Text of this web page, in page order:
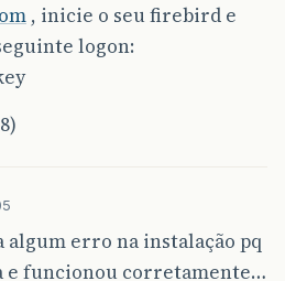
, inicie o seu firebird e
logon:
algum erro na instalação pq
e funcionou corretamente…